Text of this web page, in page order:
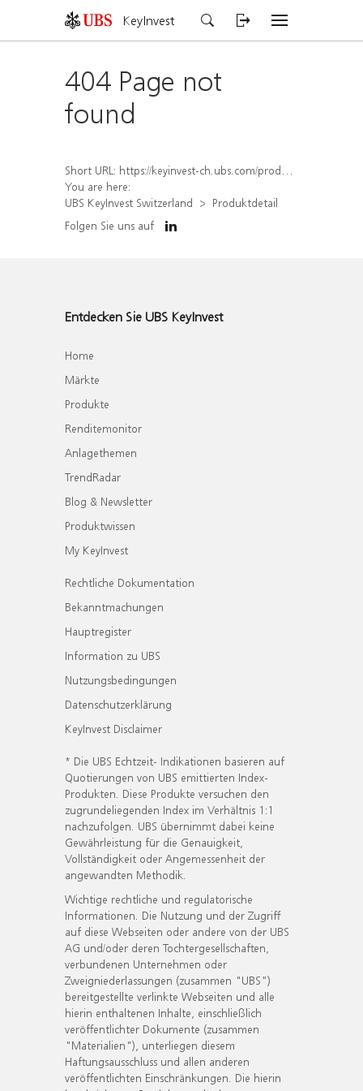
KeyInvest
404 Page not
found
Short URL: https://keyinvest-ch.ubs.com/produkt/detail/index/isin/CH1579768578
You are here:
UBS KeyInvest Switzerland
Produktdetail
Folgen Sie uns auf
Entdecken Sie UBS KeyInvest
Home
Märkte
Produkte
Renditemonitor
Anlagethemen
TrendRadar
Blog & Newsletter
Produktwissen
My KeyInvest
Rechtliche Dokumentation
Bekanntmachungen
Hauptregister
Information zu UBS
Nutzungsbedingungen
Datenschutzerklärung
KeyInvest Disclaimer
* Die UBS Echtzeit- Indikationen basieren auf
Quotierungen von UBS emittierten Index-
Produkten. Diese Produkte versuchen den
zugrundeliegenden Index im Verhältnis 1:1
nachzufolgen. UBS übernimmt dabei keine
Gewährleistung für die Genauigkeit,
Vollständigkeit oder Angemessenheit der
angewandten Methodik.
Wichtige rechtliche und regulatorische
Informationen. Die Nutzung und der Zugriff
auf diese Webseiten oder andere von der UBS
AG und/oder deren Tochtergesellschaften,
verbundenen Unternehmen oder
Zweigniederlassungen (zusammen "UBS")
bereitgestellte verlinkte Webseiten und alle
hierin enthaltenen Inhalte, einschließlich
veröffentlichter Dokumente (zusammen
"Materialien"), unterliegen diesem
Haftungsausschluss und allen anderen
veröffentlichten Einschränkungen. Die hierin